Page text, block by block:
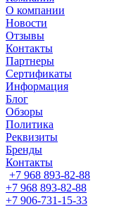
О компании
Новости
Отзывы
Контакты
Партнеры
Сертификаты
Информация
Блог
Обзоры
Политика
Реквизиты
Бренды
Контакты
+7 968 893-82-88
+7 968 893-82-88
+7 906-731-15-33